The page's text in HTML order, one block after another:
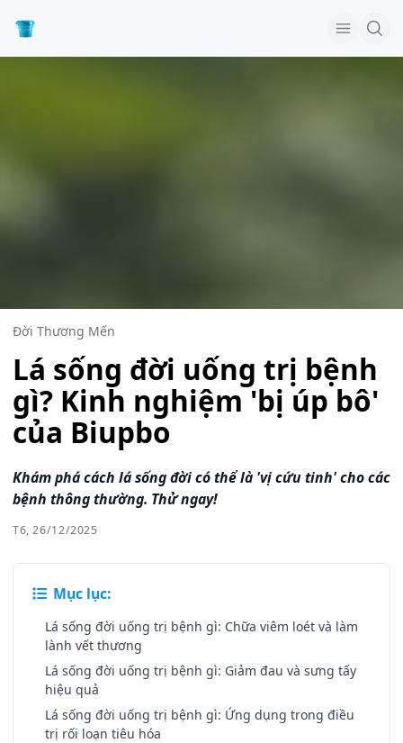
Đời Thương Mến
Lá sống đời uống trị bệnh
gì? Kinh nghiệm 'bị úp bô'
của Biupbo
Khám phá cách lá sống đời có thể là 'vị cứu tinh' cho các
bệnh thông thường. Thử ngay!
T6, 26/12/2025
Mục lục:
Lá sống đời uống trị bệnh gì: Chữa viêm loét và làm
lành vết thương
Lá sống đời uống trị bệnh gì: Giảm đau và sưng tấy
hiệu quả
Lá sống đời uống trị bệnh gì: Ứng dụng trong điều
trị rối loạn tiêu hóa